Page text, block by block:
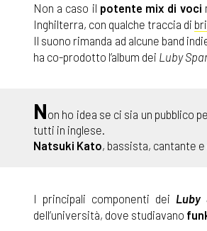
Non a caso il potente mix di voci
Inghilterra, con qualche traccia di
Il suono rimanda ad alcune band
ha co-prodotto l’album dei Luby
Non ho idea se ci sia un pubblico
tutti in inglese.
Natsuki Kato, bassista, cantante
I principali componenti dei Luby
dell’università, dove studiavano